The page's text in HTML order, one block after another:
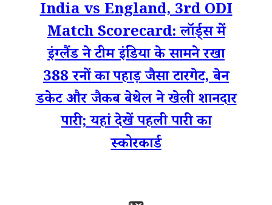
India vs England, 3rd ODI
Match Scorecard: लॉर्ड्स में
इंग्लैंड ने टीम इंडिया के सामने रखा
388 रनों का पहाड़ जैसा टारगेट, बेन
डकेट और जैकब बेथेल ने खेली शानदार
पारी; यहां देखें पहली पारी का
स्कोरकार्ड